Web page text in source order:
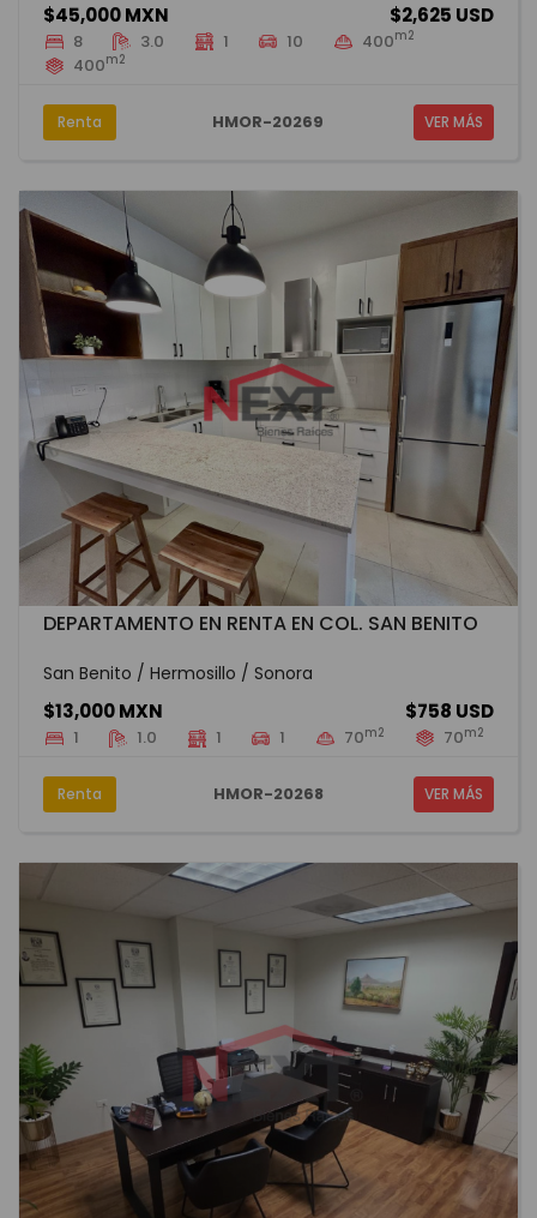
$45,000 MXN $2,625 USD
8 3.0 1 10 400m2
400m2
Renta HMOR-20269 VER MÁS
DEPARTAMENTO EN RENTA EN COL. SAN BENITO
San Benito / Hermosillo / Sonora
$13,000 MXN $758 USD
1 1.0 1 1 70m2 70m2
Renta HMOR-20268 VER MÁS